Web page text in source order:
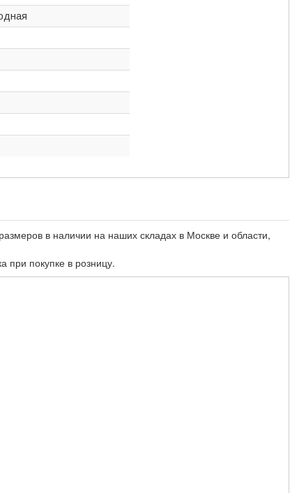
в наличии на наших складах в Москве и области,
при покупке в розницу.